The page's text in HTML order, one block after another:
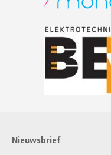
Nieuwsbrief